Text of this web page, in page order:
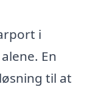
i
En
til at